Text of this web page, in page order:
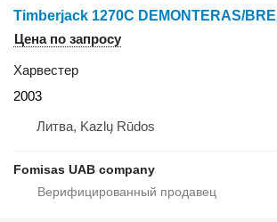
Timberjack 1270C DEMONTERAS/
Цена по запросу
Харвестер
2003
Литва, Kazlų Rūdos
Fomisas UAB company